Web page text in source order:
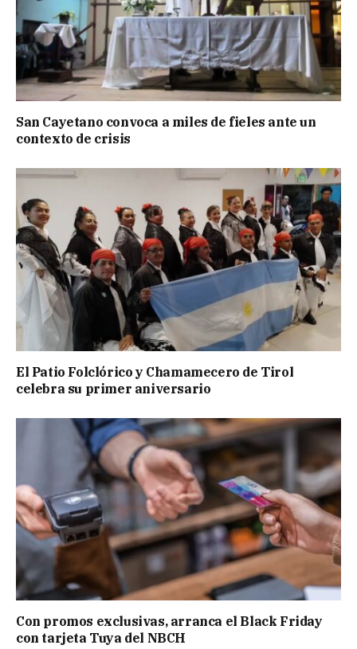
San Cayetano convoca a miles de fieles ante un
contexto de crisis
El Patio Folclórico y Chamamecero de Tirol
celebra su primer aniversario
Con promos exclusivas, arranca el Black Friday
con tarjeta Tuya del NBCH